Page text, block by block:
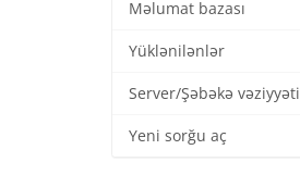
Məlumat bazası
Yüklənilənlər
Server/Şəbəkə vəziyyəti
Yeni sorğu aç